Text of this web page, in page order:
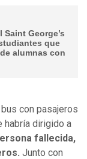
Saint George’s
que
alumnas con
con pasajeros
habría dirigido a
fallecida,
Junto con